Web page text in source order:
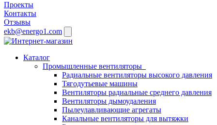
Проекты
Контакты
Отзывы
ekb@energo1.com
Каталог
Промышленные вентиляторы
Радиальные вентиляторы высокого давления
Тягодутьевые машины
Вентиляторы радиальные среднего давления
Вентиляторы дымоудаления
Пылеулавливающие агрегаты
Канальные вентиляторы для вытяжки